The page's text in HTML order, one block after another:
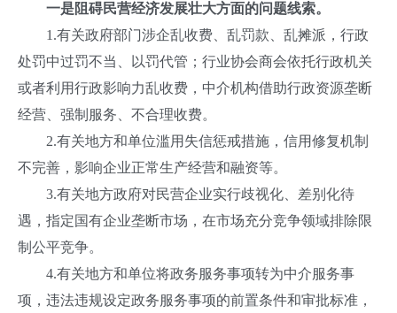
一是阻碍民营经济发展壮大方面的问题线索。
1.有关政府部门涉企乱收费、乱罚款、乱摊派，行政
处罚中过罚不当、以罚代管；行业协会商会依托行政机关
或者利用行政影响力乱收费，中介机构借助行政资源垄断
经营、强制服务、不合理收费。
2.有关地方和单位滥用失信惩戒措施，信用修复机制
不完善，影响企业正常生产经营和融资等。
3.有关地方政府对民营企业实行歧视化、差别化待
遇，指定国有企业垄断市场，在市场充分竞争领域排除限
制公平竞争。
4.有关地方和单位将政务服务事项转为中介服务事
项，违法违规设定政务服务事项的前置条件和审批标准，